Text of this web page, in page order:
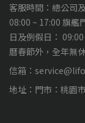
客服時間：總公司
08:00 ~ 17:00 旗艦
日及例假日：
曆春節外，全年無
信箱：
地址：門市：桃園